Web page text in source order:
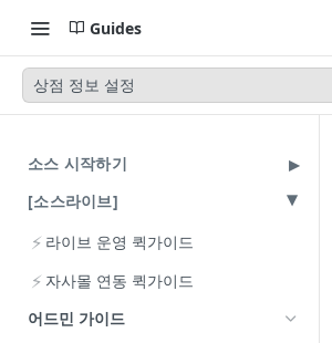
Guides
상점 정보 설정
소스 시작하기
[소스라이브]
⚡ 라이브 운영 퀵가이드
⚡ 자사몰 연동 퀵가이드
어드민 가이드